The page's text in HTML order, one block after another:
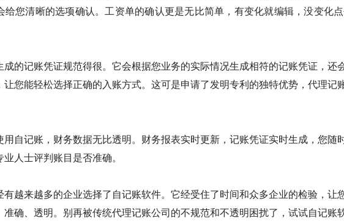
给您清晰的选项确认。工资单的确认更是无比简单，有变化就编辑，没变化点
成的记账凭证规范得很。它会根据您业务的实际情况生成相符的记账凭证，还
让您能轻松选择正确的入账方式。这可是申请了发明专利的独特优势，代理记
用自记账，财务数据无比透明。财务报表实时更新，记账凭证实时生成，您随
人士评判账目是否准确。
有越来越多的企业选择了自记账软件。它经受住了时间和众多企业的检验，让
准确、透明。别再被传统代理记账公司的不规范和不透明困扰了，试试自记账